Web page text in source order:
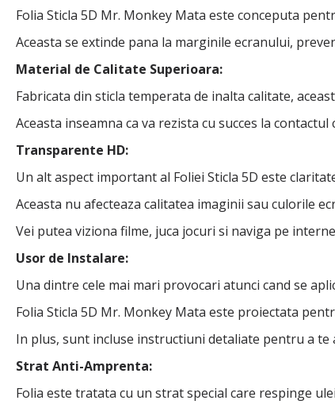
Folia Sticla 5D Mr. Monkey Mata este conceputa
Aceasta se extinde pana la marginile ecranului,
Material de Calitate Superioara:
Fabricata din sticla temperata de inalta calitate,
Aceasta inseamna ca va rezista cu succes la
Transparente HD:
Un alt aspect important al Foliei Sticla 5D este
Aceasta nu afecteaza calitatea imaginii sau culorile
Vei putea viziona filme, juca jocuri si naviga pe
Usor de Instalare:
Una dintre cele mai mari provocari atunci cand se
Folia Sticla 5D Mr. Monkey Mata este proiectata
In plus, sunt incluse instructiuni detaliate pentru a te
Strat Anti-Amprenta:
Folia este tratata cu un strat special care respinge